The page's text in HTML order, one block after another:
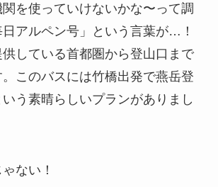
を使っていけないかな〜って調
日アルペン号」
という言葉が…！
している首都圏から登山口まで
このバスには竹橋出発で燕岳登
う素晴らしいプランがありまし
ない！